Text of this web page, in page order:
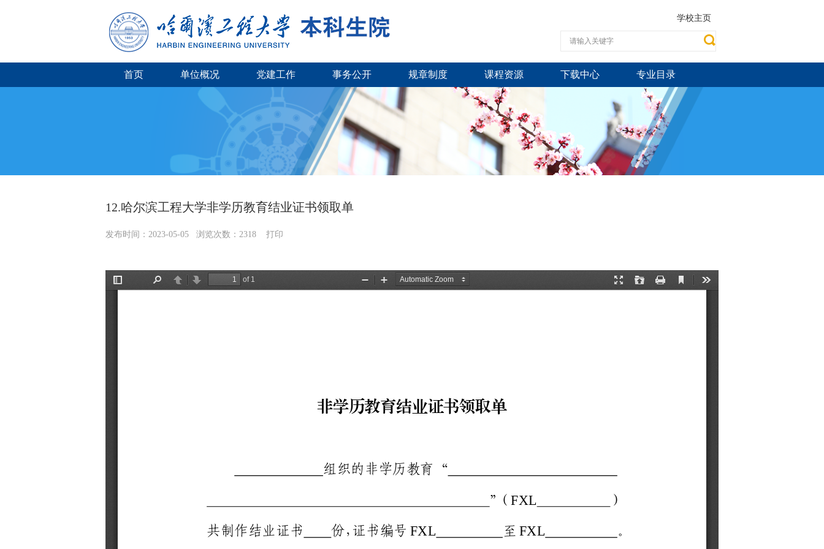
学校主页
首页 单位概况 党建工作 事务公开 规章制度 课程资源 下载中心 专业目录
12.哈尔滨工程大学非学历教育结业证书领取单
发布时间： 2023-05-05 浏览次数： 2318 打印